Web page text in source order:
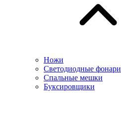
Ножи
Светодиодные фонари
Спальные мешки
Буксировщики